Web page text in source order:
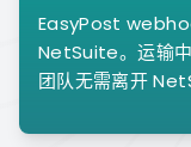
EasyPost
NetSuite。运输
团队无需离开